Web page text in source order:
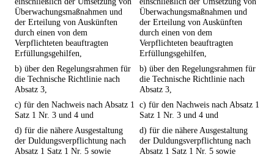
Überwachungsmaßnahmen und
der Erteilung von Auskünften
durch einen von dem
Verpflichteten beauftragten
Erfüllungsgehilfen,
Überwachungsmaßnahmen und
der Erteilung von Auskünften
durch einen von dem
Verpflichteten beauftragten
Erfüllungsgehilfen,
b) über den Regelungsrahmen für
die Technische Richtlinie nach
Absatz 3,
b) über den Regelungsrahmen für
die Technische Richtlinie nach
Absatz 3,
c) für den Nachweis nach Absatz 1
Satz 1 Nr. 3 und 4 und
c) für den Nachweis nach Absatz 1
Satz 1 Nr. 3 und 4 und
d) für die nähere Ausgestaltung
der Duldungsverpflichtung nach
Absatz 1 Satz 1 Nr. 5 sowie
d) für die nähere Ausgestaltung
der Duldungsverpflichtung nach
Absatz 1 Satz 1 Nr. 5 sowie